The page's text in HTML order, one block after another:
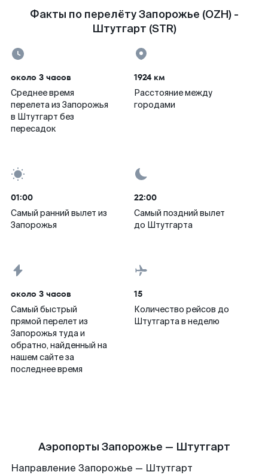
Факты по перелёту Запорожье (OZH) -
Штутгарт (STR)
около 3 часов
Среднее время
перелета из Запорожья
в Штутгарт без
пересадок
1924 км
Расстояние между
городами
01:00
Самый ранний вылет из
Запорожья
22:00
Самый поздний вылет
до Штутгарта
около 3 часов
Самый быстрый
прямой перелет из
Запорожья туда и
обратно, найденный на
нашем сайте за
последнее время
15
Количество рейсов до
Штутгарта в неделю
Аэропорты Запорожье — Штутгарт
Направление Запорожье — Штутгарт